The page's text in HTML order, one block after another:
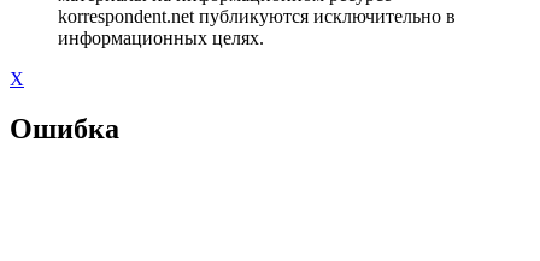
korrespondent.net публикуются исключительно в
информационных целях.
X
Ошибка